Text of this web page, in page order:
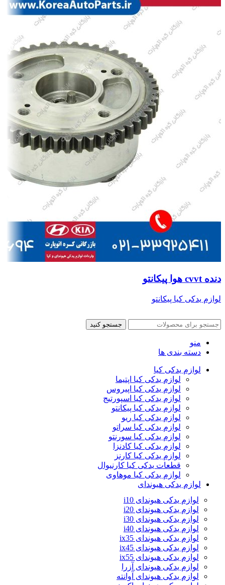
دنده cvvt هوا پیکانتو
لوازم یدکی کیا پیکانتو
جستجو کنید
منو
دسته بندی ها
لوازم یدکی کیا
لوازم یدکی کیا اپتیما
لوازم یدکی کیا اپیروس
لوازم یدکی کیا اسپورتیج
لوازم یدکی کیا پیکانتو
لوازم یدکی کیا ریو
لوازم یدکی کیا سراتو
لوازم یدکی کیا سورنتو
لوازم یدکی کیا کادنزا
لوازم یدکی کیا کارنز
قطعات یدکی کیا کارنیوال
لوازم یدکی کیا موهاوی
لوازم یدکی هیوندای
لوازم یدکی هیوندای i10
لوازم یدکی هیوندای i20
لوازم یدکی هیوندای i30
لوازم یدکی هیوندای i40
لوازم یدکی هیوندای ix35
لوازم یدکی هیوندای ix45
لوازم یدکی هیوندای ix55
لوازم یدکی هیوندای آزرا
لوازم یدکی هیوندای آوانته